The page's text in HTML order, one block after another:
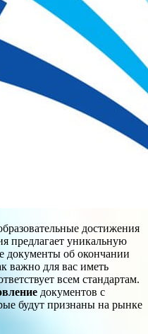
достижения
предлагает уникальную
документы об окончании
важно для вас иметь
всем стандартам.
документов с
будут признаны на рынке